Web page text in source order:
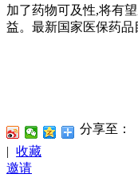
加了药物可及性,将有
益。最新国家医保药
分享至：
| 收藏
邀请